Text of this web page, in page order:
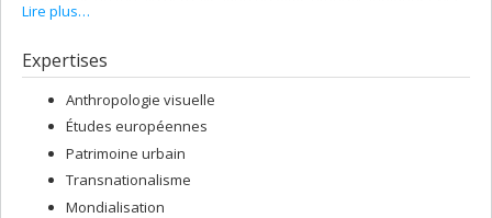
recherche postdoctorale a porté sur les dynamiques de
Canada et depuis, je me penche également sur les
épiphénomènes qui entourent ce processus.
Lire plus…
Expertises
Anthropologie visuelle
Études européennes
Patrimoine urbain
Transnationalisme
Mondialisation